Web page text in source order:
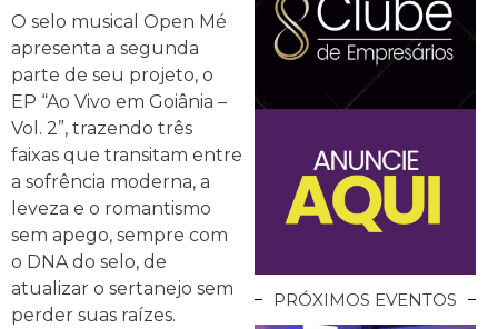
O selo musical Open Mé
apresenta a segunda
parte de seu projeto, o
EP “Ao Vivo em Goiânia –
Vol. 2”, trazendo três
faixas que transitam entre
a sofrência moderna, a
leveza e o romantismo
sem apego, sempre com
o DNA do selo, de
atualizar o sertanejo sem
perder suas raízes.
PRÓXIMOS EVENTOS